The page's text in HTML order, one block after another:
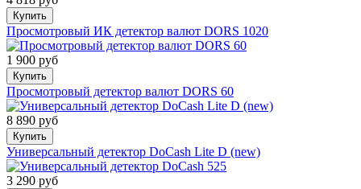
Купить
Просмотровый ИК детектор валют DORS 1020
1 900 руб
Купить
Просмотровый детектор валют DORS 60
8 890 руб
Купить
Универсальный детектор DoCash Lite D (new)
3 290 руб